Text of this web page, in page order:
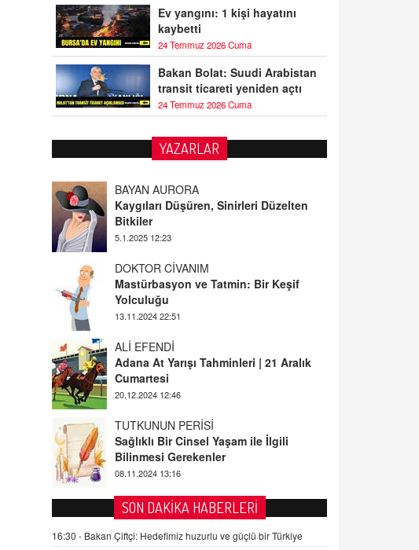
Ev yangını: 1 kişi hayatını
kaybetti
24 Temmuz 2026 Cuma
Bakan Bolat: Suudi Arabistan
transit ticareti yeniden açtı
24 Temmuz 2026 Cuma
YAZARLAR
BAYAN AURORA
Bitkiler
5.1.2025 12:23
DOKTOR CİVANIM
Yolculuğu
13.11.2024 22:51
ALİ EFENDİ
Cumartesi
20.12.2024 12:46
TUTKUNUN PERİSİ
Bilinmesi Gerekenler
08.11.2024 13:16
FARUK ÖNALAN
2 Kasım 2021 Salı 00:11
SON DAKİKA HABERLERİ
16:30 - Bakan Çiftçi: Hedefimiz huzurlu ve güçlü bir Türkiye